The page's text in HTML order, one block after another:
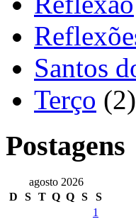
Santos
Terço (2)
Postagens
agosto 2026
D
S T Q Q S
S
1